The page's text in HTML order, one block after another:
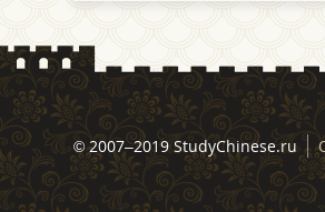
© 2007–2019 StudyChinese.ru